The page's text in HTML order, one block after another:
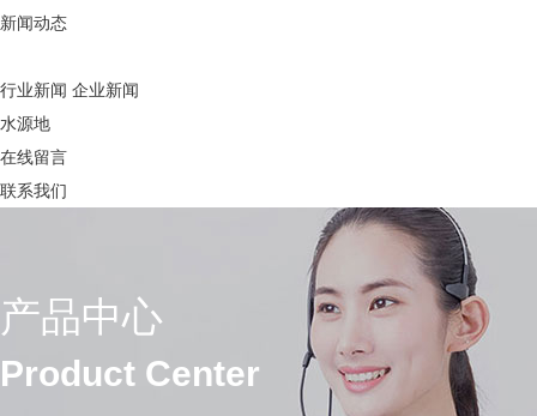
新闻动态
行业新闻 企业新闻
水源地
在线留言
联系我们
产品中心
Product Center